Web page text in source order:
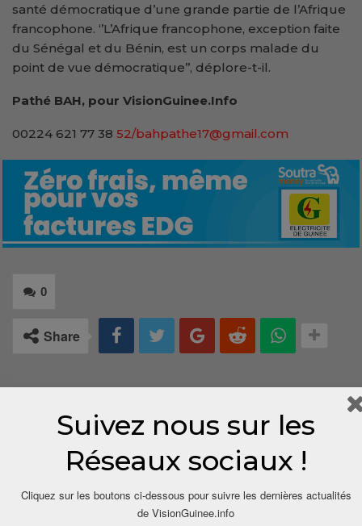
santé démocratique d’une grande partie de l’Afrique
francophone. ‘’L’Afrique francophone, exception faite
du Sénégal et du Bénin, est un corps malade du
point de vue démocratique’’, déplore-t-il.
Pathé BAH, pour VisionGuinee.Info
00224 621 77 38 52/bahpathe17@gmail.com
0
Share
LAISSER UN COMMENTAIRE
Suivez nous sur les
Réseaux sociaux !
Cliquez sur les boutons ci-dessous pour suivre les dernières actualités
de VisionGuinee.info